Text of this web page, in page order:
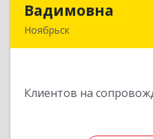
Вадимовна
Ноябрьск
Клиентов на